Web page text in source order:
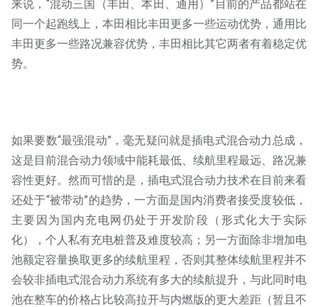
来说，“混动三国（丰田、本田、通用）”目前的产品都站在
同一个起跑线上，本田相比丰田更多一些运动优势，通用比
丰田更多一些路况兼容优势，丰田相比其它两者有着稳定优
势。
如果要数“最强混动”，毫无疑问就是插电式混合动力总成，
这是目前混合动力领域中能耗最低、续航里程最远、路况兼
容性更好。然而可惜的是，插电式混合动力技术在目前来看
还处于“被带动”的趋势，一方面是国内消费者接受度较低，
主要因为国内充电网仍处于开发阶段（形式化大于实际
化），个人私有充电桩普及难度较高；另一方面除非增加电
池额定容量换取更多的续航里程，否则其整体续航里程并不
会较非插电式混合动力系统有多大的续航提升，与此同时电
池在整车的价格占比较高拉开与内燃版的更大差距（暂且不